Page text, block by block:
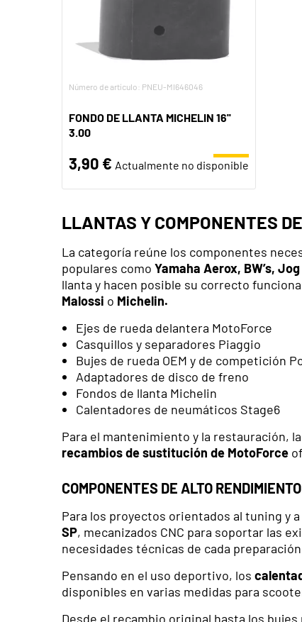
Número de artículo: PNEU-MI646046
FONDO DE LLANTA MICHELIN 16''
3.00
3,90 € Actualmente no disponible
LLANTAS Y COMPONENTES
La categoría reúne los componentes
populares como Yamaha Aerox, BW’s, Jog
llanta y hacen posible su correcto
Malossi o Michelin.
Ejes de rueda delantera MotoForce
Casquillos y separadores Piaggio
Bujes de rueda OEM y de competición
Adaptadores de disco de freno
Fondos de llanta Michelin
Calentadores de neumáticos Stage6
Para el mantenimiento y la restauración,
recambios de sustitución de MotoForce
COMPONENTES DE ALTO
Para los proyectos orientados al tuning y
SP, mecanizados CNC para soportar las
necesidades técnicas de cada
Pensando en el uso deportivo, los
disponibles en varias medidas para
Desde el recambio original hasta los